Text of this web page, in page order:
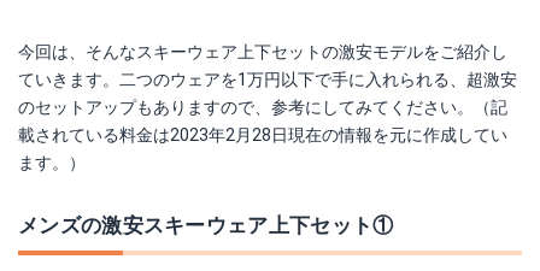
今回は、そんなスキーウェア上下セットの激安モデルをご紹介し
ていきます。二つのウェアを1万円以下で手に入れられる、超激安
のセットアップもありますので、参考にしてみてください。
（記
載されている料金は2023年2月28日現在の情報を元に作成してい
ます。）
メンズの激安スキーウェア上下セット①